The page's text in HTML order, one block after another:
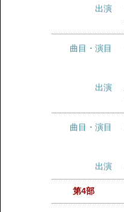
出演
曲目・演目
出演
曲目・演目
出演
第4部